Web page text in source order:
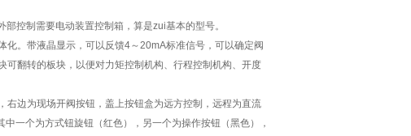
控制需要电动装置控制箱，算是zui基本的型号。
。带液晶显示，可以反馈4～20mA标准信号，可以确定阀
翻转的板块，以便对力矩控制机构、行程控制机构、开度
边为现场开阀按钮，盖上按钮盒为远方控制，远程为直流
一个为方式钮旋钮（红色），另一个为操作按钮（黑色），